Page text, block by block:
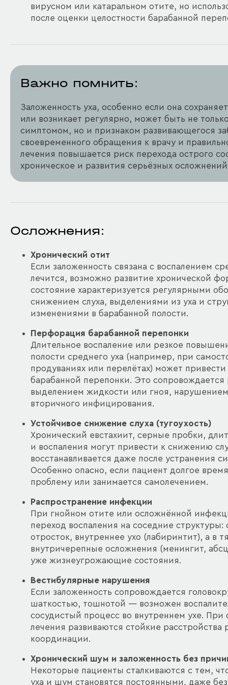
вирусном или катаральном отите, но
после оценки целостности барабанной
Важно помнить:
Заложенность уха, особенно если она
или возникает регулярно, может быть не
симптомом, но и признаком развивающегося
своевременного обращения к врачу и
лечения повышается риск перехода острого
хроническое и развития серьёзных
Осложнения:
Хронический отит
Если заложенность связана с воспалением
лечится, возможно развитие хронической
состояние характеризуется регулярными
снижением слуха, выделениями из уха и
изменениями в барабанной полости.
Перфорация барабанной перепонки
Длительное воспаление или резкое
полости среднего уха (например, при
продуваниях или перелётах) может
барабанной перепонки. Это сопровождается
выделением жидкости или гноя,
вторичного инфицирования.
Устойчивое снижение слуха (тугоухость)
Хронический евстахиит, серные пробки,
и воспаления могут привести к снижению
восстанавливается даже после устранения
Особенно опасно, если пациент долгое
проблему или занимается самолечением.
Распространение инфекции
При гнойном отите или осложнённой
переход воспаления на соседние
отросток, внутреннее ухо (лабиринтит), а в
внутричерепные осложнения (менингит,
уже жизнеугрожающие состояния.
Вестибулярные нарушения
Если заложенность сопровождается
шаткостью, тошнотой — возможен
сосудистый процесс во внутреннем ухе. При
лечения развиваются стойкие расстройства
координации.
Хронический шум и заложенность без
Некоторые пациенты сталкиваются с тем,
уха и шум становятся постоянными, даже